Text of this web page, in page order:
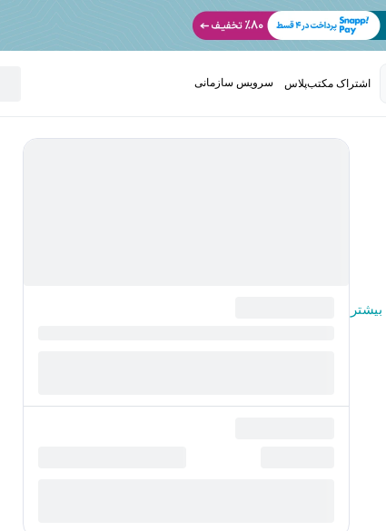
اشتراک مکتب‌پلاس سرویس سازمانی
بیشتر